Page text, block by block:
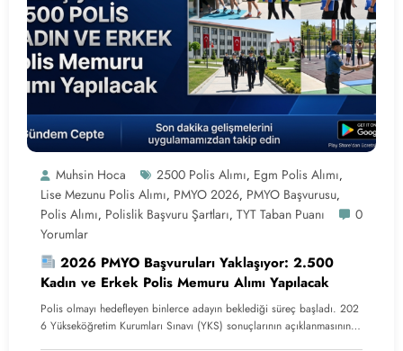
Muhsin Hoca 2500 Polis Alımı, Egm Polis Alımı,
Lise Mezunu Polis Alımı, PMYO 2026, PMYO Başvurusu,
Polis Alımı, Polislik Başvuru Şartları, TYT Taban Puanı
0
Yorumlar
2026 PMYO Başvuruları Yaklaşıyor: 2.500
Kadın ve Erkek Polis Memuru Alımı Yapılacak
Polis olmayı hedefleyen binlerce adayın beklediği süreç başladı. 202
6 Yükseköğretim Kurumları Sınavı (YKS) sonuçlarının açıklanmasının…